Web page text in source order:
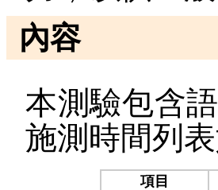
內容
本測驗包含
施測時間列表
項目